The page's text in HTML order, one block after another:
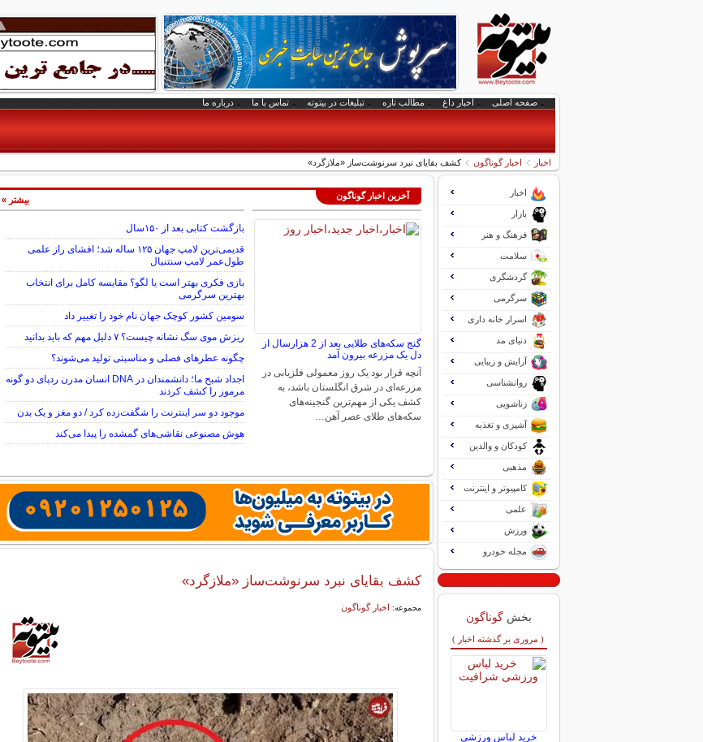
صفحه اصلی اخبار داغ مطالب تازه تبلیغات در بیتوته تماس با ما درباره ما
اخبار اخبار گوناگون کشف بقایای نبرد سرنوشت‌ساز «ملازگرد»
آخرین اخبار گوناگون
گنج سکه‌های طلایی بعد از 2 هزارسال از
دل یک مزرعه بیرون آمد
آنچه قرار بود یک روز معمولی فلزیابی در
مزرعه‌ای در شرق انگلستان باشد، به
کشف یکی از مهم‌ترین گنجینه‌های
سکه‌های طلای عصر آهن…
بازگشت کتابی بعد از ۱۵۰سال
قدیمی‌ترین لامپ جهان ۱۲۵ ساله شد؛ افشای راز علمی
طول‌عمر لامپ سنتنیال
بازی فکری بهتر است یا لگو؟ مقایسه کامل برای انتخاب
بهترین سرگرمی
سومین کشور کوچک جهان نام خود را تغییر داد
ریزش موی سگ نشانه چیست؟ ۷ دلیل مهم که باید بدانید
چگونه عطرهای فصلی و مناسبتی تولید می‌شوند؟
اجداد شبح ما؛ دانشمندان در DNA انسان مدرن ردپای دو گونه
مرموز را کشف کردند
موجود دو سر اینترنت را شگفت‌زده کرد / دو مغز و یک بدن
هوش مصنوعی نقاشی‌های گمشده را پیدا می‌کند
بیشتر »
کشف بقایای نبرد سرنوشت‌ساز «ملازگرد»
مجموعه: اخبار گوناگون
اخبار
بازار
فرهنگ و هنر
سلامت
گردشگری
سرگرمی
اسرار خانه داری
دنیای مد
آرایش و زیبایی
روانشناسی
زناشویی
آشپزی و تغذیه
کودکان و والدین
مذهبی
کامپیوتر و اینترنت
علمی
ورزش
مجله خودرو
بخش گوناگون
( مروری بر گذشته اخبار )
خرید لباس ورزشی